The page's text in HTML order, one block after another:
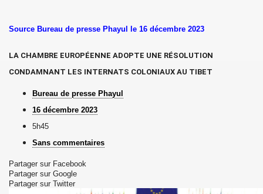
Source Bureau de presse Phayul le 16 décembre 2023
LA CHAMBRE EUROPÉENNE ADOPTE UNE RÉSOLUTION
CONDAMNANT LES INTERNATS COLONIAUX AU TIBET
Bureau de presse Phayul
16 décembre 2023
5h45
Sans commentaires
Partager sur Facebook
Partager sur Google
Partager sur Twitter